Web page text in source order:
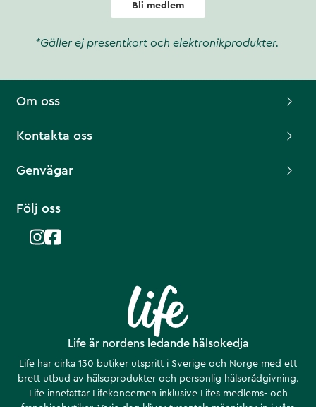
Bli medlem
*Gäller ej presentkort och elektronikprodukter.
Life är nordens ledande hälsokedja
Life har cirka 130 butiker utspritt i Sverige och Norge med ett
brett utbud av hälsoprodukter och personlig hälsorådgivning.
Life innefattar Lifekoncernen inklusive Lifes medlems- och
Om oss
Kontakta oss
Genvägar
Följ oss